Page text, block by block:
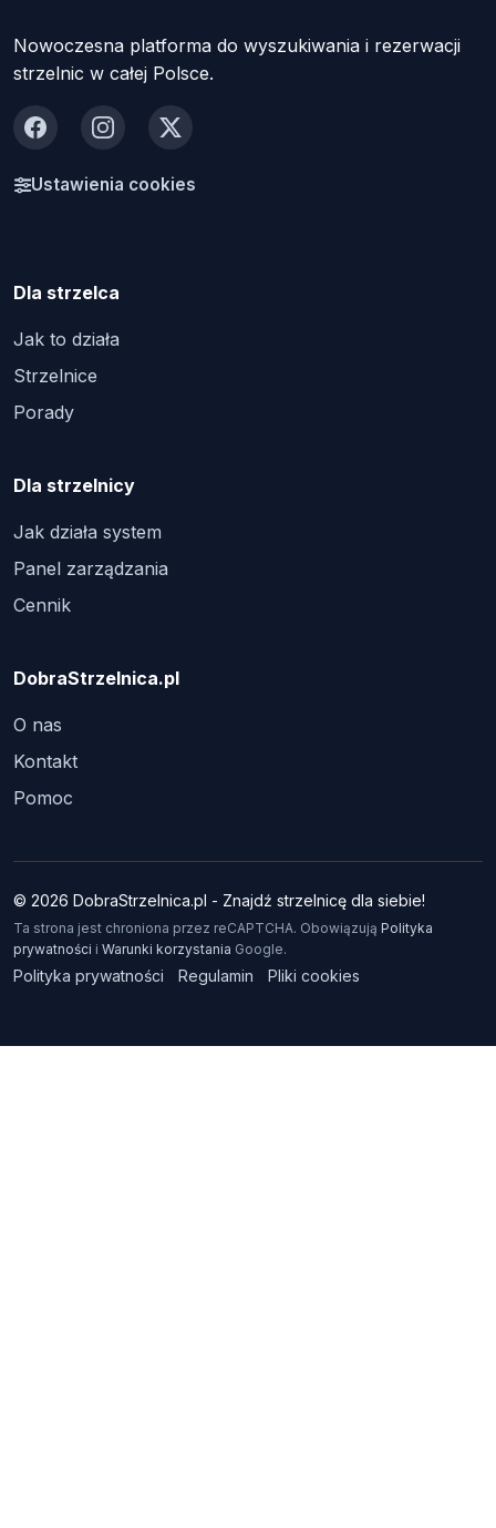
Nowoczesna platforma do wyszukiwania i rezerwacji
strzelnic w całej Polsce.
FacebookInstagram
X
Ustawienia cookies
Dla strzelca
Jak to działa
Strzelnice
Porady
Dla strzelnicy
Jak działa system
Panel zarządzania
Cennik
DobraStrzelnica.pl
O nas
Kontakt
Pomoc
© 2026 DobraStrzelnica.pl - Znajdź strzelnicę dla siebie!
Ta strona jest chroniona przez reCAPTCHA. Obowiązują Polityka
prywatności i Warunki korzystania Google.
Polityka prywatności Regulamin Pliki cookies